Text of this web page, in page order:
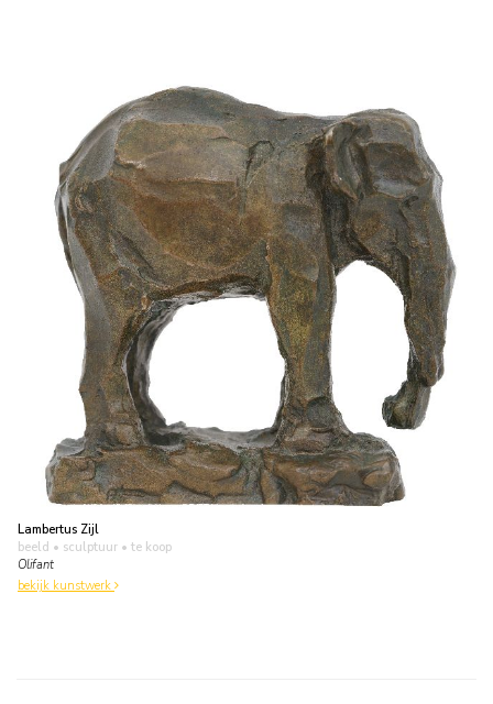
Lambertus Zijl
beeld • sculptuur • te koop
Olifant
bekijk kunstwerk